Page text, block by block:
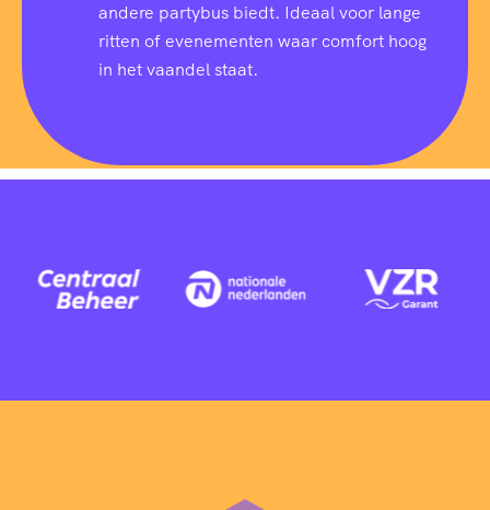
andere partybus biedt. Ideaal voor lange
ritten of evenementen waar comfort hoog
in het vaandel staat.